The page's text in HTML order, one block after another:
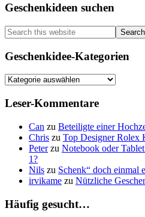
Primary
Sidebar
Geschenkideen suchen
Search
this
website
Geschenkidee-Kategorien
Geschenkidee-
Leser-Kommentare
Can zu Beteiligte einer
Chris zu Top Designer Rolex
Peterzu Notebook oder
1?
Nils zu Schenk“ doch einmal
irvikame zu Nützliche
Häufig gesucht…